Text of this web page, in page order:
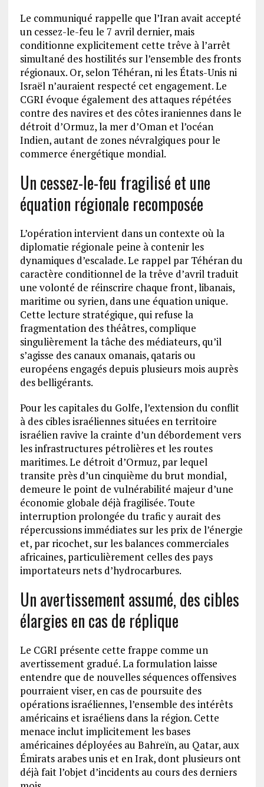
Le communiqué rappelle que l’Iran avait accepté
un cessez-le-feu le 7 avril dernier, mais
conditionne explicitement cette trêve à l’arrêt
simultané des hostilités sur l’ensemble des fronts
régionaux. Or, selon Téhéran, ni les États-Unis ni
Israël n’auraient respecté cet engagement. Le
CGRI évoque également des attaques répétées
contre des navires et des côtes iraniennes dans le
détroit d’Ormuz, la mer d’Oman et l’océan
Indien, autant de zones névralgiques pour le
commerce énergétique mondial.
Un cessez-le-feu fragilisé et une
équation régionale recomposée
L’opération intervient dans un contexte où la
diplomatie régionale peine à contenir les
dynamiques d’escalade. Le rappel par Téhéran du
caractère conditionnel de la trêve d’avril traduit
une volonté de réinscrire chaque front, libanais,
maritime ou syrien, dans une équation unique.
Cette lecture stratégique, qui refuse la
fragmentation des théâtres, complique
singulièrement la tâche des médiateurs, qu’il
s’agisse des canaux omanais, qataris ou
européens engagés depuis plusieurs mois auprès
des belligérants.
Pour les capitales du Golfe, l’extension du conflit
à des cibles israéliennes situées en territoire
israélien ravive la crainte d’un débordement vers
les infrastructures pétrolières et les routes
maritimes. Le détroit d’Ormuz, par lequel
transite près d’un cinquième du brut mondial,
demeure le point de vulnérabilité majeur d’une
économie globale déjà fragilisée. Toute
interruption prolongée du trafic y aurait des
répercussions immédiates sur les prix de l’énergie
et, par ricochet, sur les balances commerciales
africaines, particulièrement celles des pays
importateurs nets d’hydrocarbures.
Un avertissement assumé, des cibles
élargies en cas de réplique
Le CGRI présente cette frappe comme un
avertissement gradué. La formulation laisse
entendre que de nouvelles séquences offensives
pourraient viser, en cas de poursuite des
opérations israéliennes, l’ensemble des intérêts
américains et israéliens dans la région. Cette
menace inclut implicitement les bases
américaines déployées au Bahreïn, au Qatar, aux
Émirats arabes unis et en Irak, dont plusieurs ont
déjà fait l’objet d’incidents au cours des derniers